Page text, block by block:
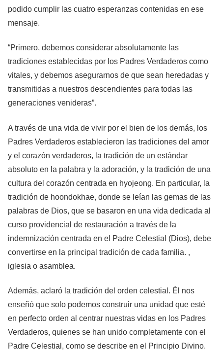
podido cumplir las cuatro esperanzas contenidas en ese
mensaje.
“Primero, debemos considerar absolutamente las
tradiciones establecidas por los Padres Verdaderos como
vitales, y debemos asegurarnos de que sean heredadas y
transmitidas a nuestros descendientes para todas las
generaciones venideras”.
A través de una vida de vivir por el bien de los demás, los
Padres Verdaderos establecieron las tradiciones del amor
y el corazón verdaderos, la tradición de un estándar
absoluto en la palabra y la adoración, y la tradición de una
cultura del corazón centrada en hyojeong. En particular, la
tradición de hoondokhae, donde se leían las gemas de las
palabras de Dios, que se basaron en una vida dedicada al
curso providencial de restauración a través de la
indemnización centrada en el Padre Celestial (Dios), debe
convertirse en la principal tradición de cada familia. ,
iglesia o asamblea.
Además, aclaró la tradición del orden celestial. Él nos
enseñó que solo podemos construir una unidad que esté
en perfecto orden al centrar nuestras vidas en los Padres
Verdaderos, quienes se han unido completamente con el
Padre Celestial, como se describe en el Principio Divino.